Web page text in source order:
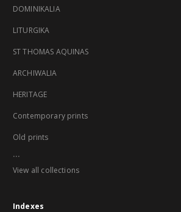
DOMINIKALIA
LITURGIKA
ST THOMAS AQUINAS
ARCHIWALIA
HERITAGE
Contemporary prints
Old prints
...
View all collections
Indexes